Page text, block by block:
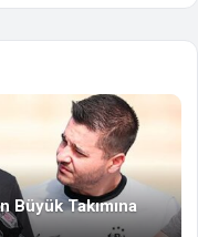
Büyük Takımına